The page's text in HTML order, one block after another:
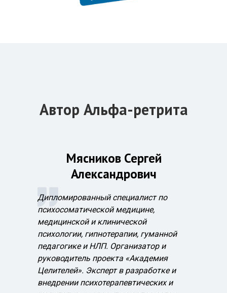
Автор Альфа-ретрита
Мясников Сергей
Александрович
Дипломированный специалист по
психосоматической медицине,
медицинской и клинической
психологии, гипнотерапии, гуманной
педагогике и НЛП. Организатор и
руководитель проекта «Академия
Целителей». Эксперт в разработке и
внедрении психотерапевтических и